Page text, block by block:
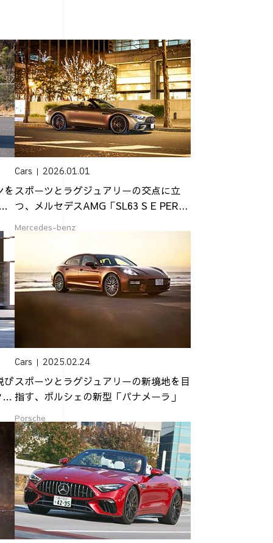
を
Cars 2026.01.01
スポーツとラグジュアリーの交点に立
つ、メルセデスAMG「SL63 S E PER...
Mercedes-benz
び
Cars 2025.02.24
スポーツとラグジュアリーの新境地を目
指す、ポルシェの新型「パナメーラ」
Porsche